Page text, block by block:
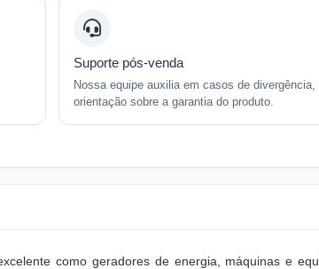
Suporte pós-venda
Nossa equipe auxilia em casos de
orientação sobre a garantia do produto.
como geradores de energia, máquinas e